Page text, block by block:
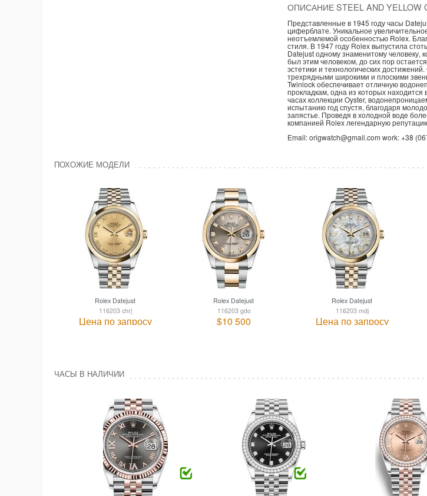
ОПИСАНИЕ STEEL AND YELLOW
Представленные в 1945 году часы
циферблате. Уникальное
неотъемлемой особенностью Rolex.
стиля. В 1947 году Rolex выпустила
Datejust одному знаменитому
был этим человеком, до сих пор
эстетики и технологических
трехрядными широкими и плоскими
Twinlock обеспечивает отличную
прокладкам, одна из которых находится
часах коллекции Oyster,
испытанию год спустя, благодаря
запястье. Проведя в холодной воде
компанией Rolex легендарную
Email: origwatch@gmail.com work: +38
ПОХОЖИЕ МОДЕЛИ
Rolex Datejust
116203 chrj
Цена по запросу
Rolex Datejust
116203 gdo
$10 500
Rolex Datejust
116203 mdj
Цена по запросу
ЧАСЫ В НАЛИЧИИ